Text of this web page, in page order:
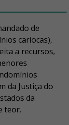
de
cariocas),
a recursos,
da Justiça do
da
teor.